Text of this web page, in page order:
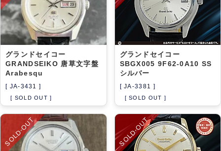
グランドセイコー
GRANDSEIKO 唐草文字盤
Arabesqu
[ JA-3431 ]
[ SOLD OUT ]
グランドセイコー
SBGX005 9F62-0A10 SS
シルバー
[ JA-3381 ]
[ SOLD OUT ]
SOLD-OUT SOLD-OUT